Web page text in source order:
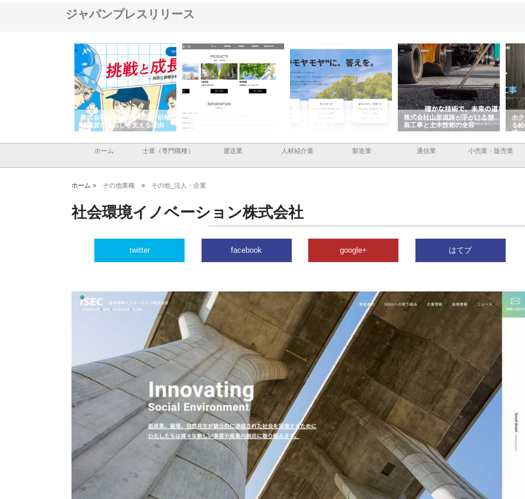
ジャパンプレスリリース
株式会社メタルエースの企業サ
イトが提供する充実した情報内
容とは
株式会社山形道路が手がける舗
ホクシン設備株式会社が手がけ
る給排水空調消火設備工事の実
績と強み
ホーム 士業（専門職種） 運送業 人材紹介業 製造業 通信業 小売業・販売業
ホーム > その他業種 > その他_法人・企業
社会環境イノベーション株式会社
twitter facebook google+ はてブ